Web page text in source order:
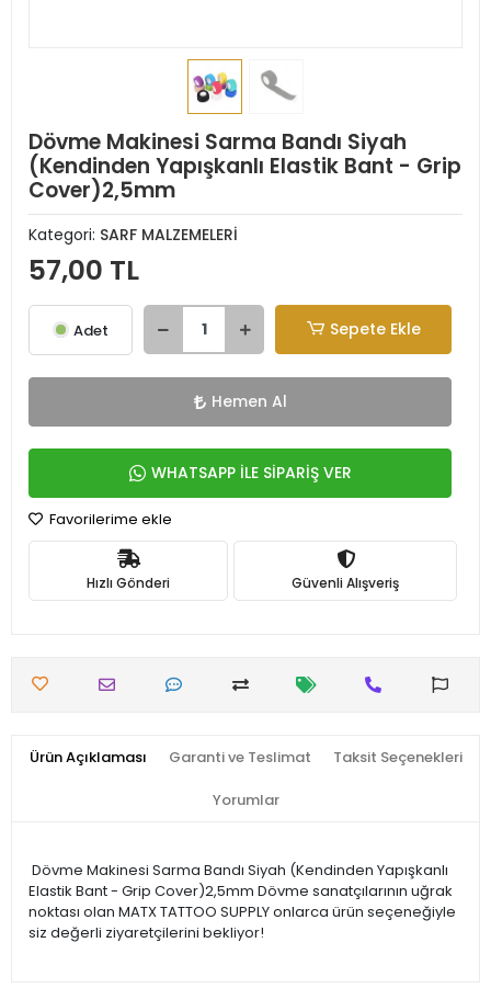
Dövme Makinesi Sarma Bandı Siyah
(Kendinden Yapışkanlı Elastik Bant - Grip
Cover)2,5mm
Kategori: SARF MALZEMELERİ
57,00 TL
Adet Sepete Ekle
Hemen Al
WHATSAPP İLE SİPARİŞ VER
Favorilerime ekle
Hızlı Gönderi Güvenli Alışveriş
Ürün Açıklaması Garanti ve Teslimat Taksit Seçenekleri
Yorumlar
Dövme Makinesi Sarma Bandı Siyah (Kendinden Yapışkanlı
Elastik Bant - Grip Cover)2,5mm Dövme sanatçılarının uğrak
noktası olan MATX TATTOO SUPPLY onlarca ürün seçeneğiyle
siz değerli ziyaretçilerini bekliyor!